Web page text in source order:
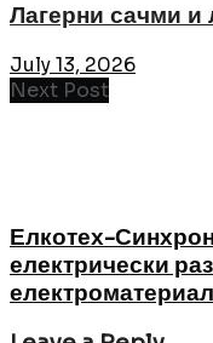
Лагерни сачми и
July 13, 2026
Next Post
Елкотех-
електрически